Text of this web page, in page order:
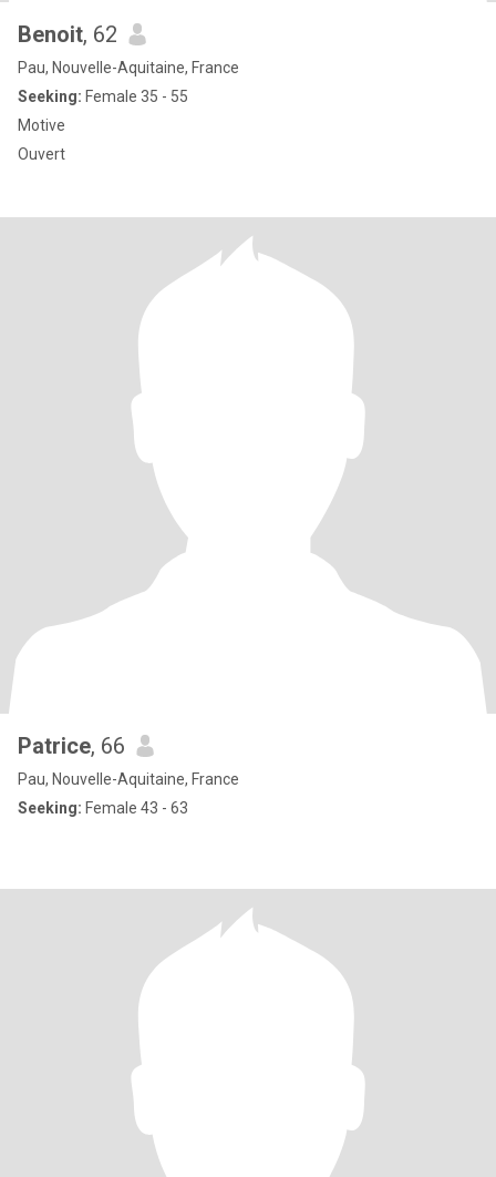
Benoit, 62
Pau, Nouvelle-Aquitaine, France
Seeking: Female 35 - 55
Motive
Ouvert
Patrice, 66
Pau, Nouvelle-Aquitaine, France
Seeking: Female 43 - 63